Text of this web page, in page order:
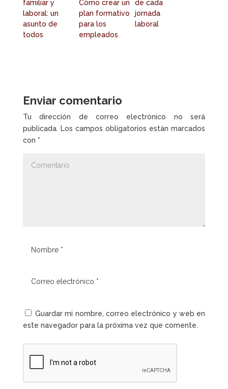
familiar y
laboral: un
asunto de
todos
Cómo crear un
plan formativo
para los
empleados
de cada
jornada
laboral
Enviar comentario
Tu dirección de correo electrónico no será
publicada. Los campos obligatorios están marcados
con *
Guardar mi nombre, correo electrónico y web en
este navegador para la próxima vez que comente.